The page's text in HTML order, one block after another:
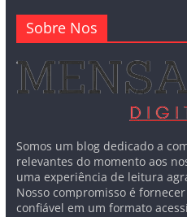
Sobre Nos
Somos um blog dedicado a
relevantes do momento aos
uma experiência de leitura
Nosso compromisso é
confiável em um formato